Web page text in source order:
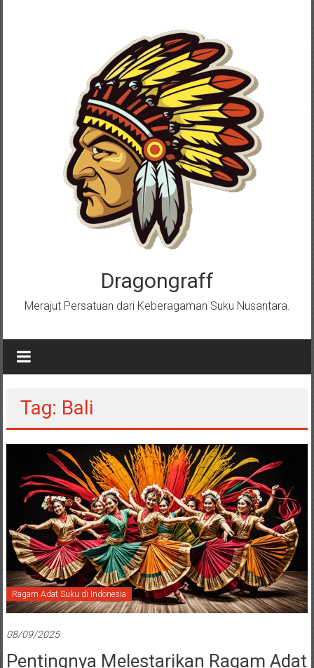
Dragongraff
Merajut Persatuan dari Keberagaman Suku Nusantara.
Tag: Bali
Ragam Adat Suku di Indonesia
08/09/2025
Pentingnya Melestarikan Ragam Adat